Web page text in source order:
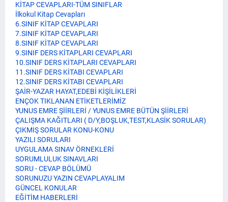
KİTAP CEVAPLARI-TÜM SINIFLAR
İlkokul Kitap Cevapları
6.SINIF KİTAP CEVAPLARI
7.SINIF KİTAP CEVAPLARI
8.SINIF KİTAP CEVAPLARI
9.SINIF DERS KİTAPLARI CEVAPLARI
10.SINIF DERS KİTAPLARI CEVAPLARI
11.SINIF DERS KİTABI CEVAPLARI
12.SINIF DERS KİTABI CEVAPLARI
ŞAİR-YAZAR HAYAT,EDEBİ KİŞİLİKLERİ
ENÇOK TIKLANAN ETİKETLERİMİZ
YUNUS EMRE ŞİİRLERİ / YUNUS EMRE BÜTÜN ŞİİRLERİ
ÇALIŞMA KAĞITLARI ( D/Y,BOŞLUK,TEST,KLASİK SORULAR)
ÇIKMIŞ SORULAR KONU-KONU
YAZILI SORULARI
UYGULAMA SINAV ÖRNEKLERİ
SORUMLULUK SINAVLARI
SORU - CEVAP BÖLÜMÜ
SORUNUZU YAZIN CEVAPLAYALIM
GÜNCEL KONULAR
EĞİTİM HABERLERİ